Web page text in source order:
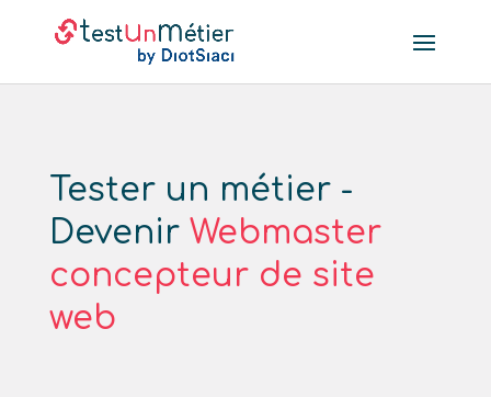
Tester un métier -
Devenir Webmaster
concepteur de site
web